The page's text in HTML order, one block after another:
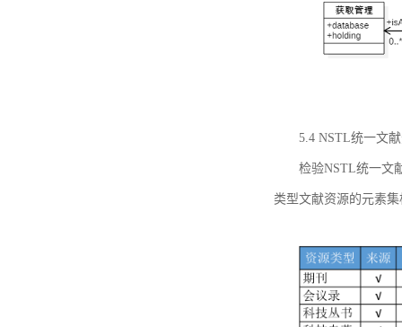
5.4 NSTL统一文
检验NSTL统一文
类型文献资源的元素